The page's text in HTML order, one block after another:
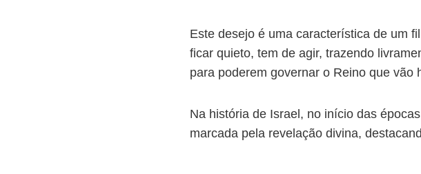
Este desejo é uma característica de um
ficar quieto, tem de agir, trazendo
para poderem governar o Reino que vão
Na história de Israel, no início das
marcada pela revelação divina,